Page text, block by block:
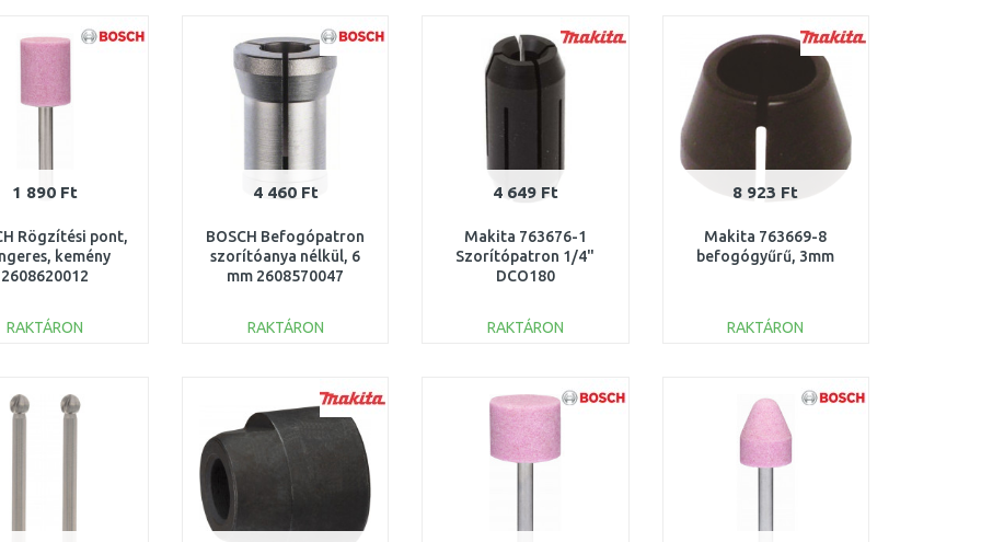
Összehasonlítás Összehasonlítás Összehasonlítás Összehasonlítás
1 890 Ft
Rögzítési pont,
kemény
2608620012
RAKTÁRON
Összehasonlítás
4 460 Ft
BOSCH Befogópatron
szorítóanya nélkül, 6
mm 2608570047
RAKTÁRON
Összehasonlítás
4 649 Ft
Makita 763676-1
Szorítópatron 1/4"
DCO180
RAKTÁRON
Összehasonlítás
8 923 Ft
Makita 763669-8
befogógyűrű, 3mm
RAKTÁRON
Összehasonlítás